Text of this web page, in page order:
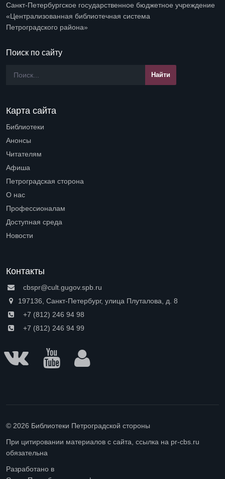
Санкт-Петербургское государственное бюджетное учреждение
«Централизованная библиотечная система
Петроградского района»
Поиск по сайту
Карта сайта
Библиотеки
Анонсы
Читателям
Афиша
Петроградская сторона
О нас
Профессионалам
Доступная среда
Новости
Контакты
cbspr@cult.gugov.spb.ru
197136, Санкт-Петербург, улица Плуталова, д. 8
+7 (812) 246 94 98
+7 (812) 246 94 99
© 2026 Библиотеки Петроградской стороны
При цитировании материалов с сайта, ссылка на pr-cbs.ru
обязательна
Разработано в